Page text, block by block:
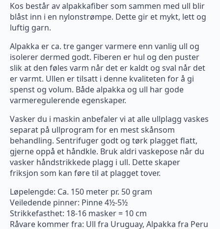
Kos består av alpakkafiber som sammen med ull blir
blåst inn i en nylonstrømpe. Dette gir et mykt, lett og
luftig garn.
Alpakka er ca. tre ganger varmere enn vanlig ull og
isolerer dermed godt. Fiberen er hul og den puster
slik at den føles varm når det er kaldt og sval når det
er varmt. Ullen er tilsatt i denne kvaliteten for å gi
spenst og volum. Både alpakka og ull har gode
varmeregulerende egenskaper.
Vasker du i maskin anbefaler vi at alle ullplagg vaskes
separat på ullprogram for en mest skånsom
behandling. Sentrifuger godt og tørk plagget flatt,
gjerne oppå et håndkle. Bruk aldri vaskepose når du
vasker håndstrikkede plagg i ull. Dette skaper
friksjon som kan føre til at plagget tover.
Løpelengde: Ca. 150 meter pr. 50 gram
Veiledende pinner: Pinne 4½-5½
Strikkefasthet: 18-16 masker = 10 cm
Råvare kommer fra: Ull fra Uruguay, Alpakka fra Peru